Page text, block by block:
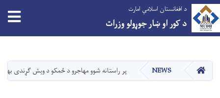
دانګل
د افغانستان اسلامي امارت
د کور او ښار جوړولو وزرات
کور NEWS پر راستانه شوو مهاجرو د ځمکو د وېش ګړندی